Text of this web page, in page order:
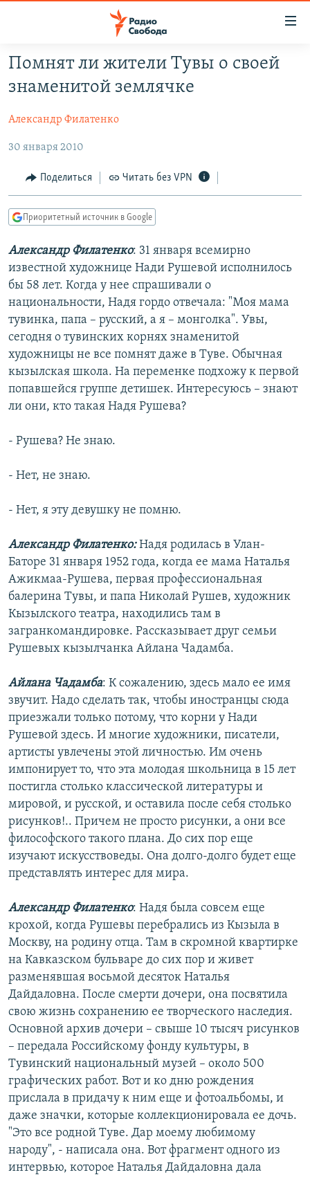
упрощенного
доступа
содержанию
Вернутся
главной
навигации
поиску
АВТОРСКИЕ ПРОЕКТЫ
ЦИТАТЫ СВОБОДЫ
МНЕНИЯ
КУЛЬТУРА
IDEL.РЕАЛИИ
КАВКАЗ.РЕАЛИИ
СЕВЕР.РЕАЛИИ
СИБИРЬ.РЕАЛИИ
РАСПИСАНИЕ ВЕЩАНИЯ
ПОДПИШИТЕСЬ НА РАССЫЛКУ
СОЦИАЛЬНЫЕ СЕТИ
Все сайты РСЕ/РС
Помнят ли жители Тувы о своей
знаменитой землячке
Александр Филатенко
30 января 2010
Поделиться Читать без VPN
Приоритетный источник в Google
Александр Филатенко: 31 января всемирно
известной художнице Нади Рушевой исполнилось
бы 58 лет. Когда у нее спрашивали о
национальности, Надя гордо отвечала: "Моя мама
тувинка, папа – русский, а я – монголка". Увы,
сегодня о тувинских корнях знаменитой
художницы не все помнят даже в Туве. Обычная
кызылская школа. На переменке подхожу к первой
попавшейся группе детишек. Интересуюсь – знают
ли они, кто такая Надя Рушева?
- Рушева? Не знаю.
- Нет, не знаю.
- Нет, я эту девушку не помню.
Александр Филатенко:Надя родилась в Улан-
Баторе 31 января 1952 года, когда ее мама Наталья
Ажикмаа-Рушева, первая профессиональная
балерина Тувы, и папа Николай Рушев, художник
Кызылского театра, находились там в
загранкомандировке. Рассказывает друг семьи
Рушевых кызылчанка Айлана Чадамба.
Айлана Чадамба: К сожалению, здесь мало ее имя
звучит. Надо сделать так, чтобы иностранцы сюда
приезжали только потому, что корни у Нади
Рушевой здесь. И многие художники, писатели,
артисты увлечены этой личностью. Им очень
импонирует то, что эта молодая школьница в 15 лет
постигла столько классической литературы и
мировой, и русской, и оставила после себя столько
рисунков!.. Причем не просто рисунки, а они все
философского такого плана. До сих пор еще
изучают искусствоведы. Она долго-долго будет еще
представлять интерес для мира.
Александр Филатенко: Надя была совсем еще
крохой, когда Рушевы перебрались из Кызыла в
Москву, на родину отца. Там в скромной квартирке
на Кавказском бульваре до сих пор и живет
разменявшая восьмой десяток Наталья
Дайдаловна. После смерти дочери, она посвятила
свою жизнь сохранению ее творческого наследия.
Основной архив дочери – свыше 10 тысяч рисунков
– передала Российскому фонду культуры, в
Тувинский национальный музей – около 500
графических работ. Вот и ко дню рождения
прислала в придачу к ним еще и фотоальбомы, и
даже значки, которые коллекционировала ее дочь.
"Это все родной Туве. Дар моему любимому
народу", - написала она. Вот фрагмент одного из
интервью, которое Наталья Дайдаловна дала